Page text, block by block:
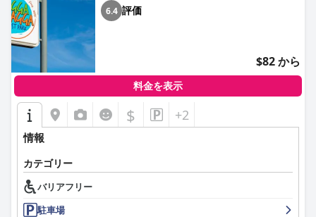
最適です。また、WiFiは室内全体で安定して利用できます。ただ
し、枕を新しくする必要があると指摘するゲストもいました。全
体として、ローソン・リバーサイド・スイーツは、体の不自由な
ゲストにとって、歓迎的で快適な環境を提供しています。
6.4 評価
$82 から
料金を表示
$ +2
情報
カテゴリー
バリアフリー
駐車場